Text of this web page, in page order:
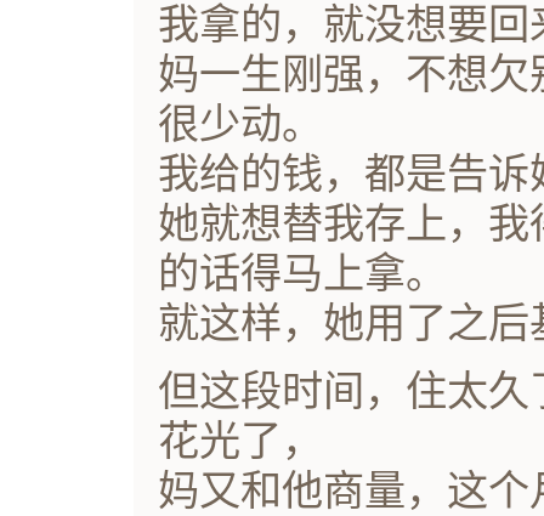
我拿的，就没想要回
妈一生刚强，不想
很少动。
我给的钱，都是告
她就想替我存上，
的话得马上拿。
就这样，她用了之
但这段时间，住太
花光了，
妈又和他商量，这